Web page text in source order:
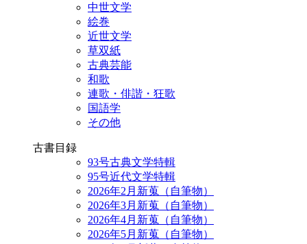
中世文学
絵巻
近世文学
草双紙
古典芸能
和歌
連歌・俳諧・狂歌
国語学
その他
古書目録
93号古典文学特輯
95号近代文学特輯
2026年2月新蒐（自筆物）
2026年3月新蒐（自筆物）
2026年4月新蒐（自筆物）
2026年5月新蒐（自筆物）